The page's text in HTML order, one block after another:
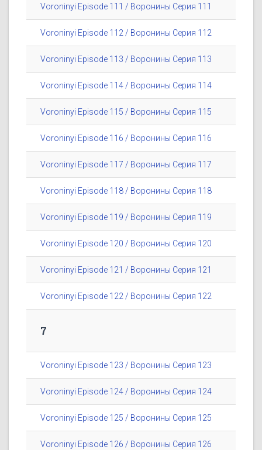
Voroninyi Episode 111 / Воронины Серия 111
Voroninyi Episode 112 / Воронины Серия 112
Voroninyi Episode 113 / Воронины Серия 113
Voroninyi Episode 114 / Воронины Серия 114
Voroninyi Episode 115 / Воронины Серия 115
Voroninyi Episode 116 / Воронины Серия 116
Voroninyi Episode 117 / Воронины Серия 117
Voroninyi Episode 118 / Воронины Серия 118
Voroninyi Episode 119 / Воронины Серия 119
Voroninyi Episode 120 / Воронины Серия 120
Voroninyi Episode 121 / Воронины Серия 121
Voroninyi Episode 122 / Воронины Серия 122
7
Voroninyi Episode 123 / Воронины Серия 123
Voroninyi Episode 124 / Воронины Серия 124
Voroninyi Episode 125 / Воронины Серия 125
Voroninyi Episode 126 / Воронины Серия 126